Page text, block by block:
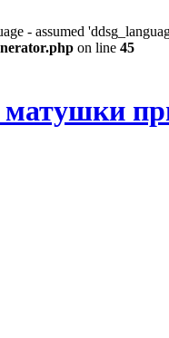
- assumed
on line 45
матушки